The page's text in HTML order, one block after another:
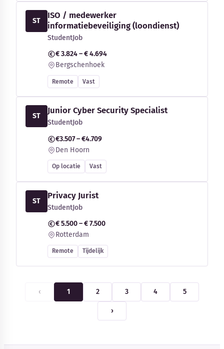
ST
ISO / medewerker
informatiebeveiliging (loondienst)
StudentJob
€ 3.824 – € 4.694
Bergschenhoek
Remote Vast
ST
Junior Cyber Security Specialist
StudentJob
€3.507 – €4.709
Den Hoorn
Op locatie Vast
ST
Privacy Jurist
StudentJob
€ 5.500 – € 7.500
Rotterdam
Remote Tijdelijk
‹ 1 2 3 4 5
›